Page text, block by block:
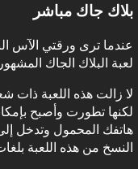
بلاك جاك مباشر
عندما ترى ورقتي الآس
لعبة البلاك الجاك
لا زالت هذه اللعبة ذات
لكنها تطورت وأصبح
النسخ من هذه اللعبة